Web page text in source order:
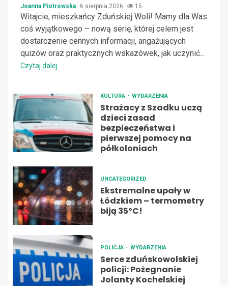
Joanna Piotrowska 6 sierpnia 2026 15
Witajcie, mieszkańcy Zduńskiej Woli! Mamy dla Was
coś wyjątkowego – nową serię, której celem jest
dostarczenie cennych informacji, angażujących
quizów oraz praktycznych wskazówek, jak uczynić...
Czytaj dalej
KULTURA WYDARZENIA
Strażacy z Szadku uczą
dzieci zasad
bezpieczeństwa i
pierwszej pomocy na
półkoloniach
UNCATEGORIZED
Ekstremalne upały w
Łódzkiem – termometry
biją 35ºC!
POLICJA WYDARZENIA
Serce zduńskowolskiej
policji: Pożegnanie
Jolanty Kochelskiej